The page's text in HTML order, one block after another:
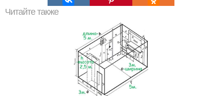
Читайте также